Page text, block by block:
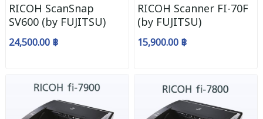
RICOH ScanSnap
SV600 (by FUJITSU)
24,500.00 ฿
RICOH Scanner FI-70F
(by FUJITSU)
15,900.00 ฿